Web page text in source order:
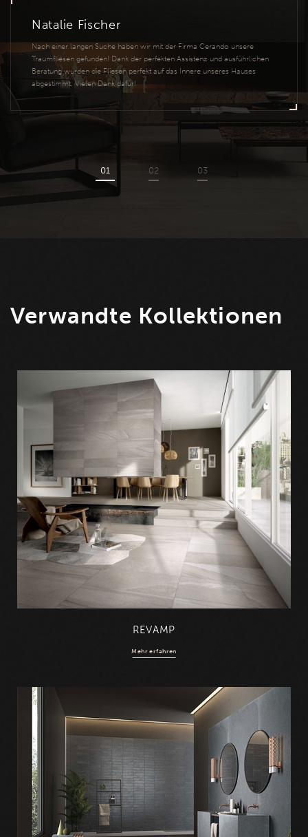
Natalie Fischer
Nach einer langen Suche haben wir mit der Firma Cerando unsere
Traumfliesen gefunden! Dank der perfekten Assistenz und ausführlichen
Beratung wurden die Fliesen perfekt auf das Innere unseres Hauses
abgestimmt. Vielen Dank dafür!
Verwandte Kollektionen
REVAMP
Mehr erfahren